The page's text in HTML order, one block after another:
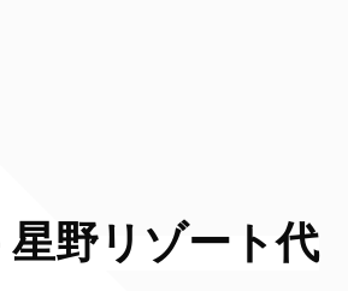
野リゾート代